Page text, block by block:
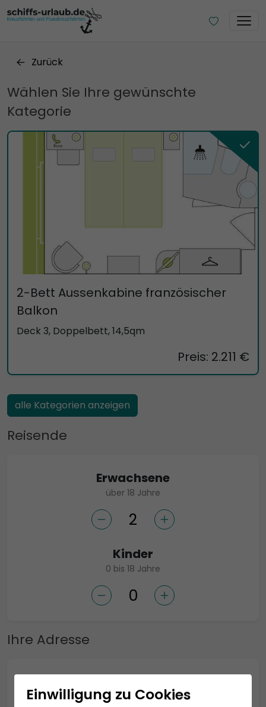
Zurück
Wählen Sie Ihre gewünschte
Kategorie
2-Bett Aussenkabine französischer
Balkon
Deck 3, Doppelbett, 14,5qm
Preis: 2.211 €
alle Kategorien anzeigen
Reisende
Erwachsene
über 18 Jahre
Kinder
0 bis 18 Jahre
Ihre Adresse
Einwilligung zu Cookies